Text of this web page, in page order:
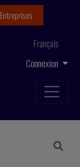
Connexion
Français